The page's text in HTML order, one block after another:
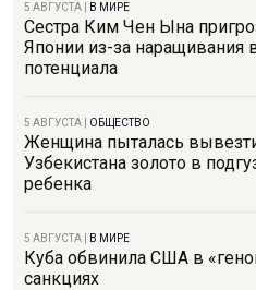
5 АВГУСТА В МИРЕ
Сестра Ким Чен Ына
Японии из-за наращивания
потенциала
5 АВГУСТА ОБЩЕСТВО
Женщина пыталась
Узбекистана золото в
ребенка
5 АВГУСТА В МИРЕ
Куба обвинила США в
санкциях